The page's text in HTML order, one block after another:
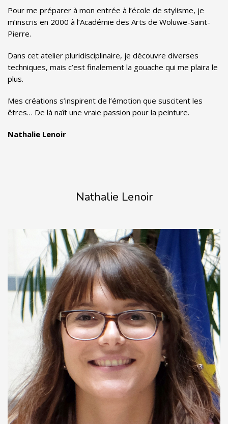
Pour me préparer à mon entrée à l’école de stylisme, je
m’inscris en 2000 à l’Académie des Arts de Woluwe-Saint-
Pierre.
Dans cet atelier pluridisciplinaire, je découvre diverses
techniques, mais c’est finalement la gouache qui me plaira le
plus.
Mes créations s’inspirent de l’émotion que suscitent les
êtres… De là naît une vraie passion pour la peinture.
Nathalie Lenoir
Nathalie Lenoir